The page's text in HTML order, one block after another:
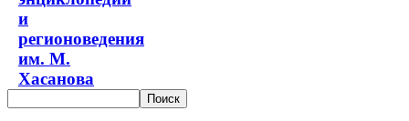
и
регионоведения
им. М.
Хасанова